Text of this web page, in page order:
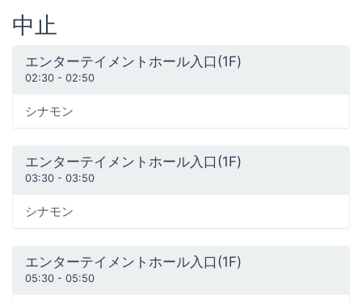
中止
エンターテイメントホール入口(1F)
02:30 - 02:50
シナモン
エンターテイメントホール入口(1F)
03:30 - 03:50
シナモン
エンターテイメントホール入口(1F)
05:30 - 05:50